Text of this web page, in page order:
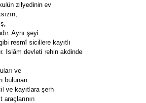
zilyedinin ev
Aynı şeyi
resmî sicillere kayıtlı
Islâm devleti rehin akdinde
ve
bulunan
ve kayıtlara şerh
araçlarının